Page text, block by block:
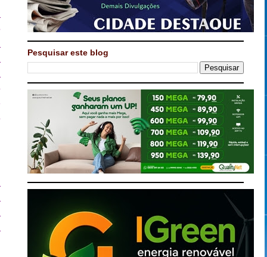
Pesquisar este blog